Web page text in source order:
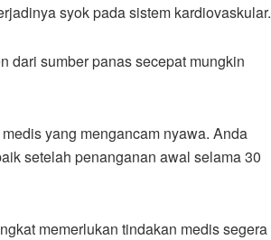
syok pada sistem kardiovaskular.
dari sumber panas secepat mungkin
yang mengancam nyawa. Anda
setelah penanganan awal selama 30
memerlukan tindakan medis segera